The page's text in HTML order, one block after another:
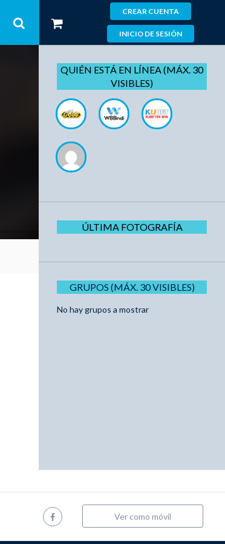
CREAR CUENTA
INICIO DE SESIÓN
QUIÉN ESTÁ EN LÍNEA (MÁX. 30
VISIBLES)
ÚLTIMA FOTOGRAFÍA
GRUPOS (MÁX. 30 VISIBLES)
No hay grupos a mostrar